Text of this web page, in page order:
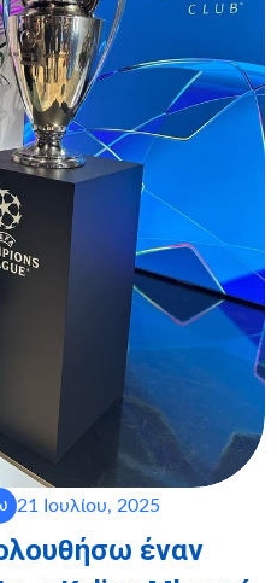
21 Ιουλίου, 2025
έναν